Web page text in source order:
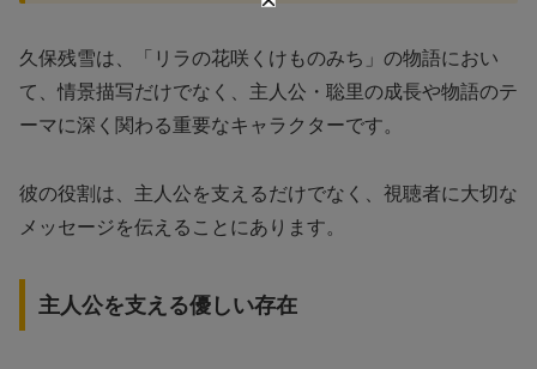
久保残雪は、「リラの花咲くけものみち」の物語におい
て、情景描写だけでなく、主人公・聡里の成長や物語のテ
ーマに深く関わる重要なキャラクターです。
彼の役割は、主人公を支えるだけでなく、視聴者に大切な
メッセージを伝えることにあります。
主人公を支える優しい存在